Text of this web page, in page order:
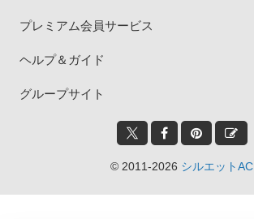
プレミアム会員サービス
ヘルプ＆ガイド
グループサイト
© 2011-2026 シルエットAC